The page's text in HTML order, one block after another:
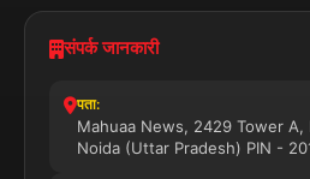
संपर्क जानकारी
पता:
Mahuaa News, 2429 Tower
Noida (Uttar Pradesh) PIN -